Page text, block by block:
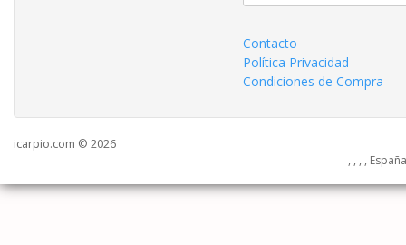
Contacto
Política Privacidad
Condiciones de Compra
icarpio.com © 2026
, , , ,